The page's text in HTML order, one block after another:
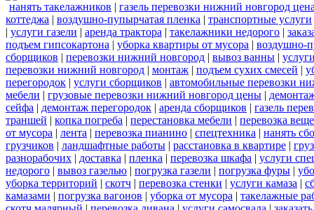
нанять такелажников | газель перевозки нижний новгород
коттеджа | воздушно-пупырчатая пленка | транспортные услуги
| услуги газели | аренда трактора | такелажники недорого |
подъем гипсокартона | уборка квартиры от мусора | воздушно-
сборщиков | перевозки нижний новгород | вывоз ванны |
перевозки нижний новгород | монтаж | подъем сухих смесей |
перегородок | услуги сборщиков | автомобильные перевозки
мебели | грузовые перевозки нижний новгород цены |
сейфа | демонтаж перегородок | аренда сборщиков | газель
траншей | копка погреба | перестановка мебели | перевозка
от мусора | лента | перевозка пианино | спецтехника | нанять
грузчиков | ландшафтные работы | расстановка в квартире |
разнорабочих | доставка | пленка | перевозка шкафа | услуги
недорого | вывоз газелью | погрузка газели | погрузка фуры |
уборка территорий | скотч | перевозка стенки | услуги камаза |
камазами | погрузка вагонов | уборка от мусора | такелажные